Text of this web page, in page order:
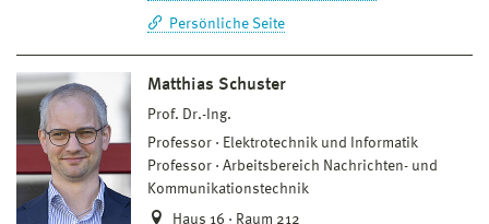
Persönliche Seite
Matthias Schuster
Prof. Dr.-Ing.
Professor
Elektrotechnik und Informatik
Professor
Arbeitsbereich Nachrichten- und
Kommunikationstechnik
Haus 16 · Raum 212